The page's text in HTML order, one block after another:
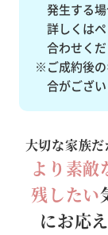
発生する場
詳しくは
合わせくだ
※ご成約後の
合がござい
大切な家族
より素敵
残したい
にお応